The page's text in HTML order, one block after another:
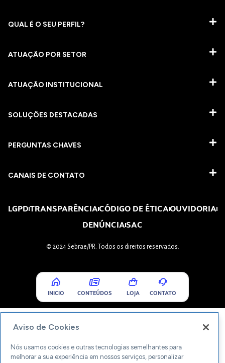
QUAL É O SEU PERFIL?
ATUAÇÃO POR SETOR
ATUAÇÃO INSTITUCIONAL
SOLUÇÕES DESTACADAS
PERGUNTAS CHAVES​
CANAIS DE CONTATO
LGPDTRANSPARÊNCIACÓDIGO DE ÉTICAOUVIDORIA
DENÚNCIASAC
© 2024 Sebrae/PR. Todos os direitos reservados.
INICIO CONTEÚDOS LOJA CONTATO
Aviso de Cookies
Nós usamos cookies e outras tecnologias semelhantes para
melhorar a sua experiência em nossos serviços, personalizar